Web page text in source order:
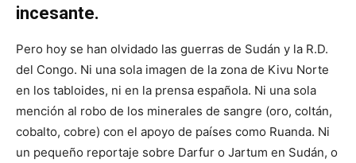
incesante.
Pero hoy se han olvidado las guerras de Sudán y la R.D.
del Congo. Ni una sola imagen de la zona de Kivu Norte
en los tabloides, ni en la prensa española. Ni una sola
mención al robo de los minerales de sangre (oro, coltán,
cobalto, cobre) con el apoyo de países como Ruanda. Ni
un pequeño reportaje sobre Darfur o Jartum en Sudán, o